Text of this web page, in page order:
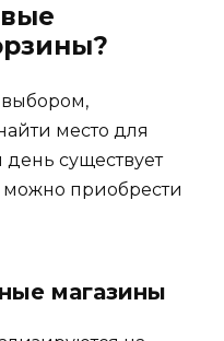
место для
существует
можно приобрести
магазины